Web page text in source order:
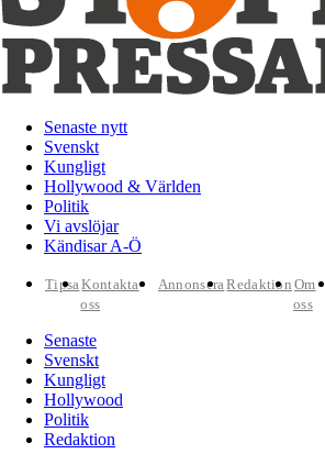
Senaste nytt
Svenskt
Kungligt
Hollywood & Världen
Politik
Vi avslöjar
Kändisar A-Ö
TipsaKontakta
oss
AnnonseraRedaktion Om
oss
Senaste
Svenskt
Kungligt
Hollywood
Politik
Redaktion